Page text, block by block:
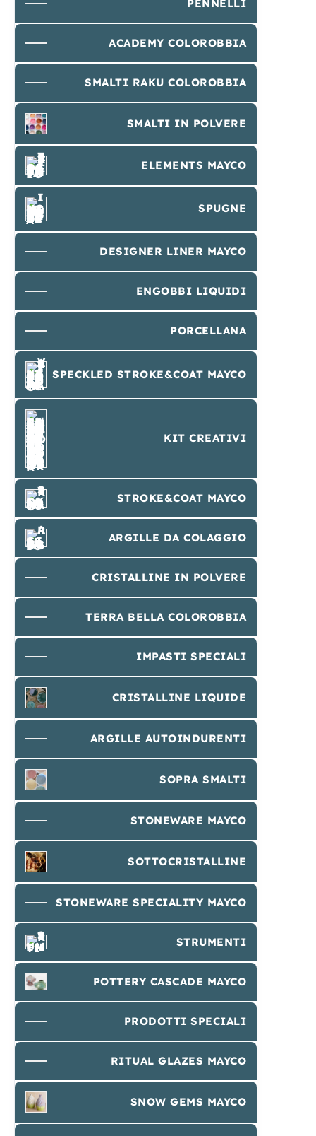
PENNELLI
ACADEMY COLOROBBIA
SMALTI RAKU COLOROBBIA
SMALTI IN POLVERE
ELEMENTS MAYCO
SPUGNE
DESIGNER LINER MAYCO
ENGOBBI LIQUIDI
PORCELLANA
SPECKLED STROKE&COAT MAYCO
KIT CREATIVI
STROKE&COAT MAYCO
ARGILLE DA COLAGGIO
CRISTALLINE IN POLVERE
TERRA BELLA COLOROBBIA
IMPASTI SPECIALI
CRISTALLINE LIQUIDE
ARGILLE AUTOINDURENTI
SOPRA SMALTI
STONEWARE MAYCO
SOTTOCRISTALLINE
STONEWARE SPECIALITY MAYCO
STRUMENTI
POTTERY CASCADE MAYCO
PRODOTTI SPECIALI
RITUAL GLAZES MAYCO
SNOW GEMS MAYCO